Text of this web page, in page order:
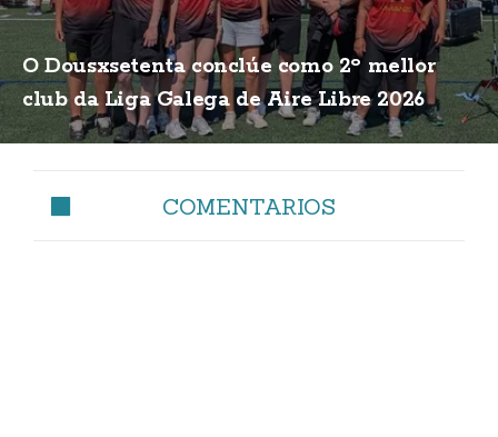
O Dousxsetenta conclúe como 2º mellor
club da Liga Galega de Aire Libre 2026
COMENTARIOS